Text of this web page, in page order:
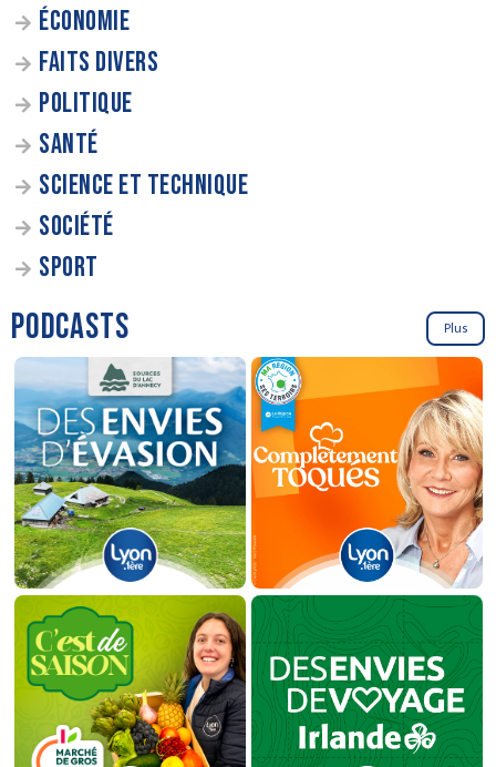
ÉCONOMIE
FAITS DIVERS
POLITIQUE
SANTÉ
SCIENCE ET TECHNIQUE
SOCIÉTÉ
SPORT
PODCASTS Plus